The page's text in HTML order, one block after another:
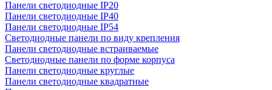
Панели светодиодные IP20
Панели светодиодные IP40
Панели светодиодные IP54
Светодиодные панели по виду крепления
Панели светодиодные встраиваемые
Светодиодные панели по форме корпуса
Панели светодиодные круглые
Панели светодиодные квадратные